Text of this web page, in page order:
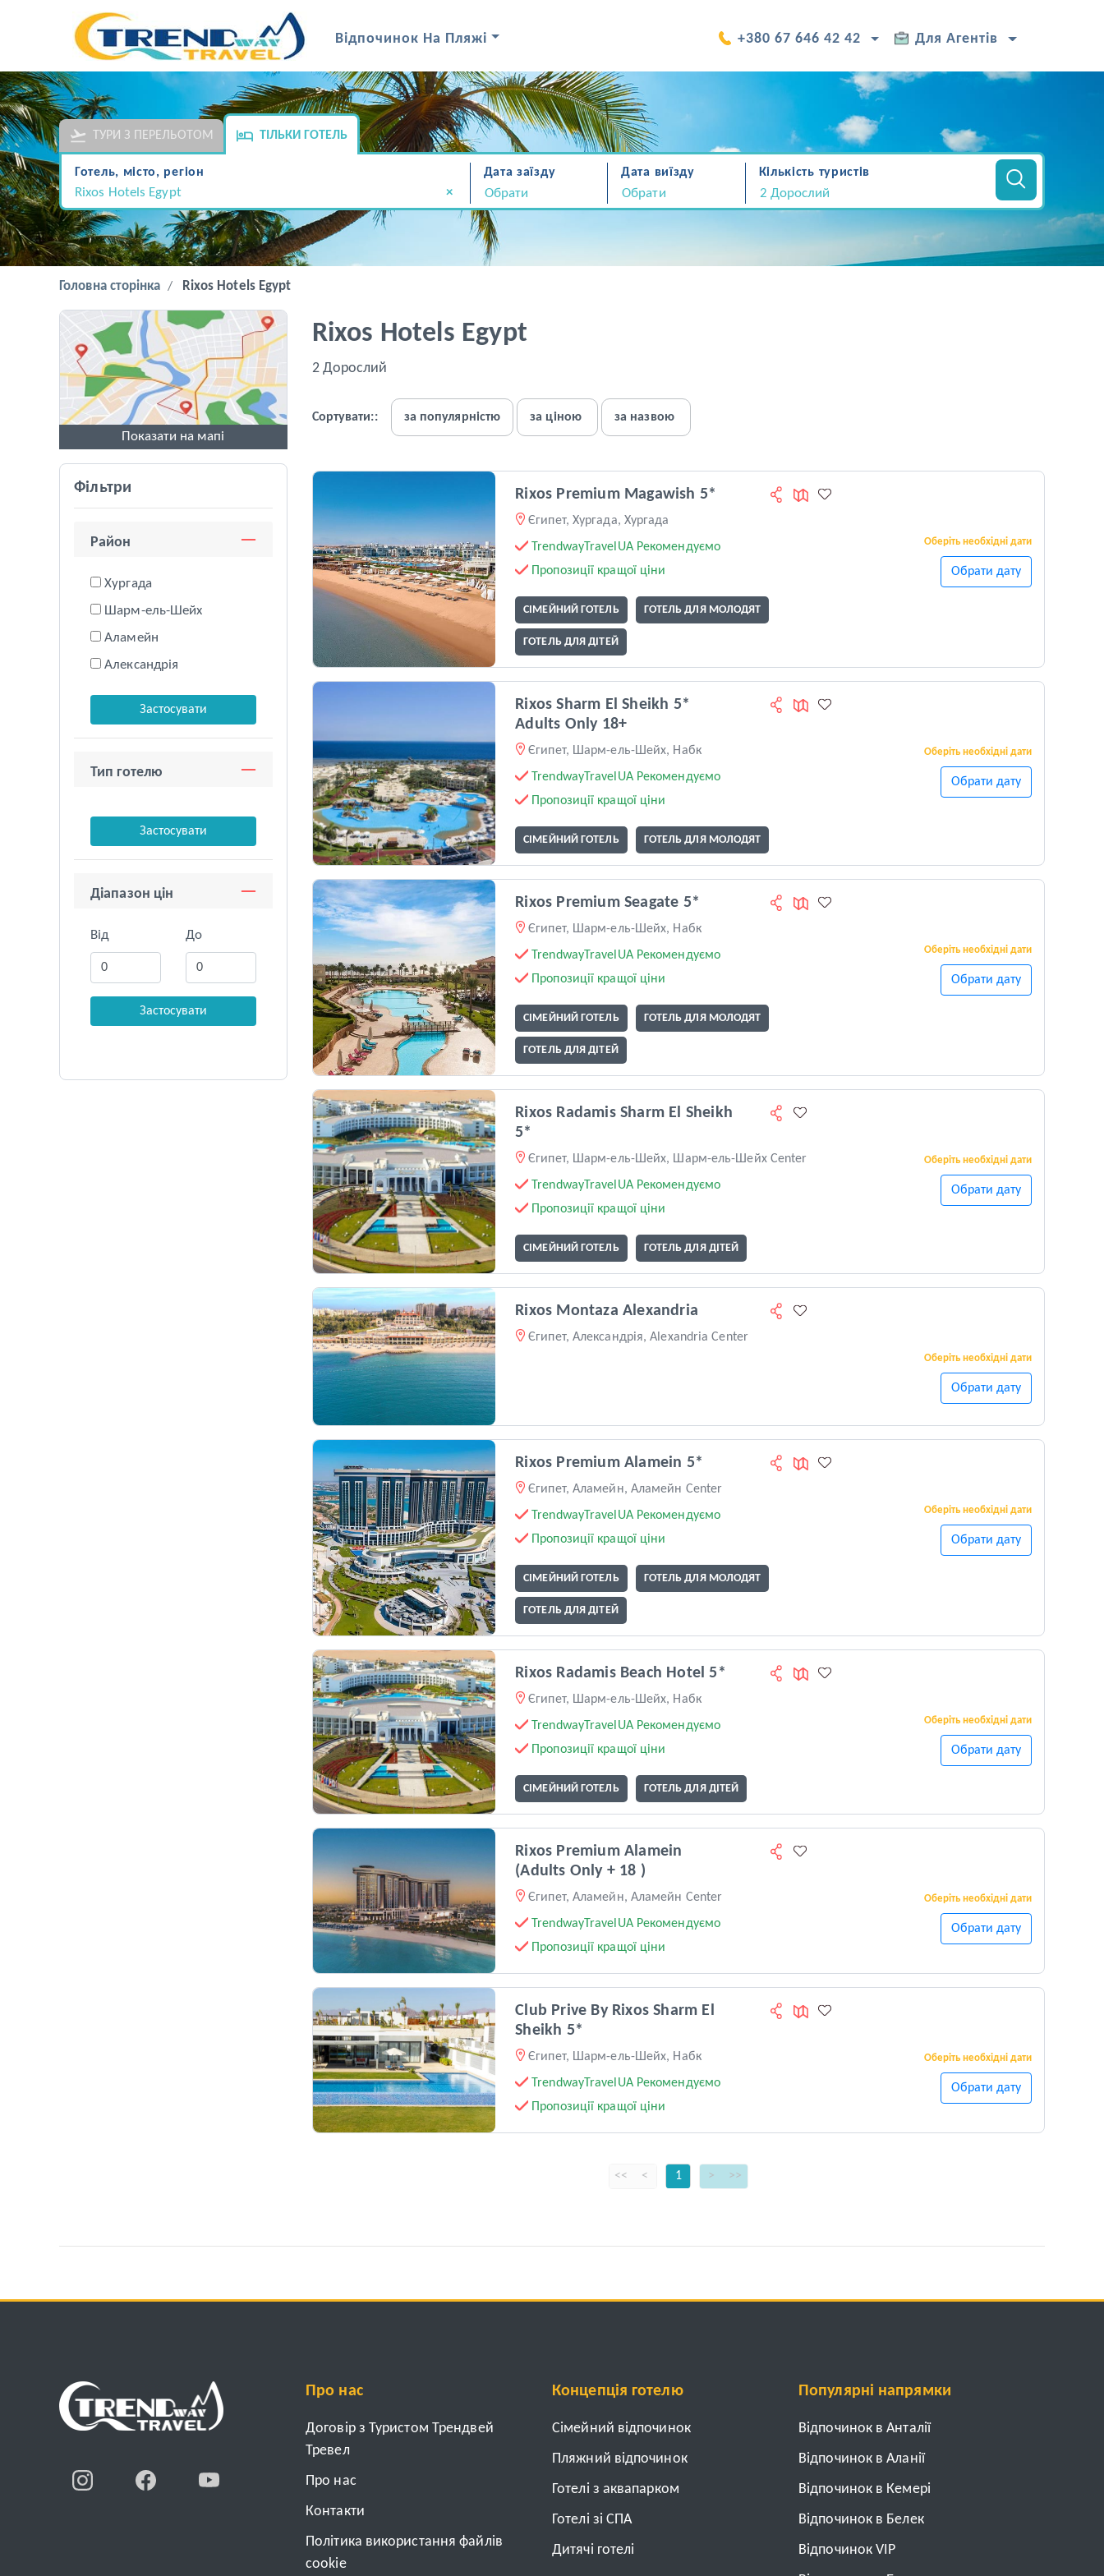
Відпочинок На Пляжі +380 67 646 42 42 Для Агентів
ТУРИ З ПЕРЕЛЬОТОМ ТІЛЬКИ ГОТЕЛЬ
Готель, місто, регіон
×
Rixos Hotels Egypt
Дата заїзду Дата виїзду Кількість туристів
Головна сторінка Rixos Hotels Egypt
Показати на мапі
Фільтри
Район
Хургада
Шарм-ель-Шейх
Аламейн
Александрія
Застосувати
Тип готелю
Застосувати
Діапазон цін
Від До
Застосувати
Rixos Hotels Egypt
2 Дорослий
Сортувати:: за популярністю за ціною за назвою
Rixos Premium Magawish 5*
Єгипет, Хургада, Хургада
TrendwayTravelUA Рекомендуємо
Пропозиції кращої ціни
СІМЕЙНИЙ ГОТЕЛЬ ГОТЕЛЬ ДЛЯ МОЛОДЯТ
ГОТЕЛЬ ДЛЯ ДІТЕЙ
Оберіть необхідні дати
Обрати дату
Rixos Sharm El Sheikh 5*
Adults Only 18+
Єгипет, Шарм-ель-Шейх, Набк
TrendwayTravelUA Рекомендуємо
Пропозиції кращої ціни
СІМЕЙНИЙ ГОТЕЛЬ ГОТЕЛЬ ДЛЯ МОЛОДЯТ
Оберіть необхідні дати
Обрати дату
Rixos Premium Seagate 5*
Єгипет, Шарм-ель-Шейх, Набк
TrendwayTravelUA Рекомендуємо
Пропозиції кращої ціни
СІМЕЙНИЙ ГОТЕЛЬ ГОТЕЛЬ ДЛЯ МОЛОДЯТ
ГОТЕЛЬ ДЛЯ ДІТЕЙ
Оберіть необхідні дати
Обрати дату
Rixos Radamis Sharm El Sheikh
5*
Єгипет, Шарм-ель-Шейх, Шарм-ель-Шейх Center
TrendwayTravelUA Рекомендуємо
Пропозиції кращої ціни
СІМЕЙНИЙ ГОТЕЛЬ ГОТЕЛЬ ДЛЯ ДІТЕЙ
Оберіть необхідні дати
Обрати дату
Rixos Montaza Alexandria
Єгипет, Александрія, Alexandria Center
Оберіть необхідні дати
Обрати дату
Rixos Premium Alamein 5*
Єгипет, Аламейн, Аламейн Center
TrendwayTravelUA Рекомендуємо
Пропозиції кращої ціни
СІМЕЙНИЙ ГОТЕЛЬ ГОТЕЛЬ ДЛЯ МОЛОДЯТ
ГОТЕЛЬ ДЛЯ ДІТЕЙ
Оберіть необхідні дати
Обрати дату
Rixos Radamis Beach Hotel 5*
Єгипет, Шарм-ель-Шейх, Набк
TrendwayTravelUA Рекомендуємо
Пропозиції кращої ціни
СІМЕЙНИЙ ГОТЕЛЬ ГОТЕЛЬ ДЛЯ ДІТЕЙ
Оберіть необхідні дати
Обрати дату
Rixos Premium Alamein
(Adults Only + 18 )
Єгипет, Аламейн, Аламейн Center
TrendwayTravelUA Рекомендуємо
Пропозиції кращої ціни
Оберіть необхідні дати
Обрати дату
Club Prive By Rixos Sharm El
Sheikh 5*
Єгипет, Шарм-ель-Шейх, Набк
TrendwayTravelUA Рекомендуємо
Пропозиції кращої ціни
Оберіть необхідні дати
Обрати дату
<< < 1 > >>
Про нас
Договір з Туристом Трендвей
Тревел
Про нас
Контакти
Політика використання файлів
cookie
Концепція готелю
Cімейний відпочинок
Пляжний відпочинок
Готелі з аквапарком
Готелі зі СПА
Дитячі готелі
Популярні напрямки
Відпочинок в Анталії
Відпочинок в Аланії
Відпочинок в Кемері
Відпочинок в Белек
Відпочинок VIP